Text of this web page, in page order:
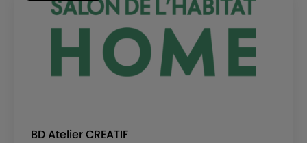
BD Atelier CREATIF